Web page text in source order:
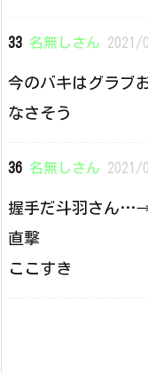
33 名無しさん 2021/
今のバキはグラブ
なさそう
36 名無しさん 2021/
握手だ斗羽さん…→
直撃
ここすき